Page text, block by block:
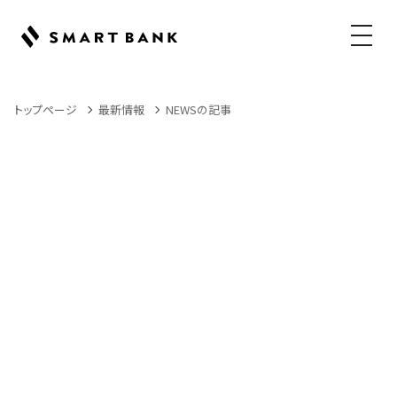
メニュ
トップページ 最新情報 NEWSの記事